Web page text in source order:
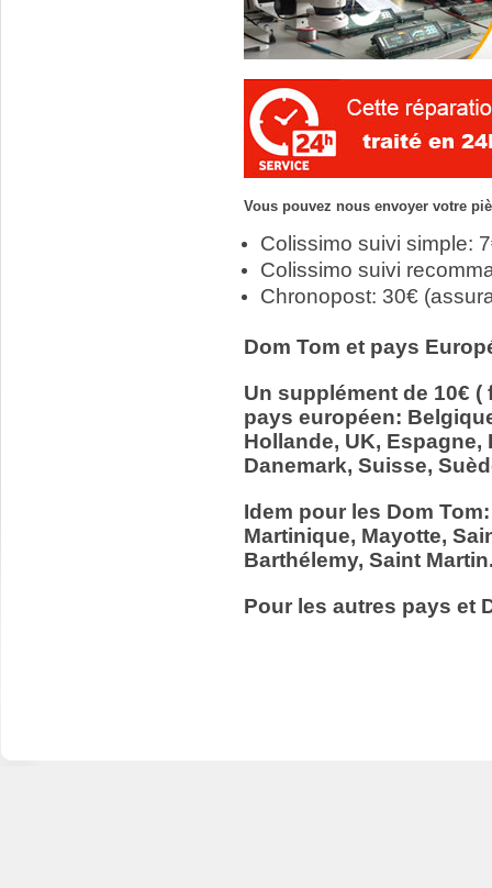
Vous pouvez nous envoyer votre
Colissimo suivi simple:
Colissimo suivi
Chronopost: 30€
Dom Tom et pays
Un supplément de 10€
pays européen:
Hollande, UK,
Danemark, Suisse,
Idem pour les Dom
Martinique, Mayotte,
Barthélemy, Saint
Pour les autres pays et